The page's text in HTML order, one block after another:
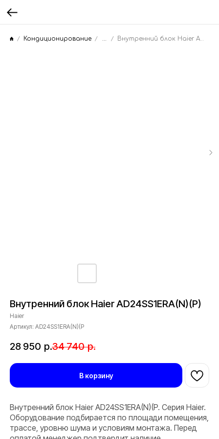
Кондиционирование
Внутренний блок Haier AD24SS1ERA(N)(P)
Haier
Артикул: AD24SS1ERA(N)(P
28 950 р.34 740 р.
В корзину
Внутренний блок Haier AD24SS1ERA(N)(P. Серия Haier.
Оборудование подбирается по площади помещения,
трассе, уровню шума и условиям монтажа. Перед